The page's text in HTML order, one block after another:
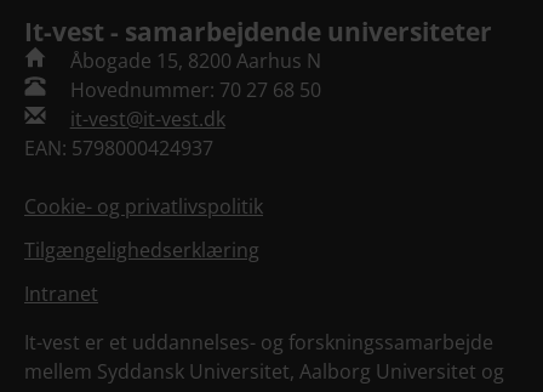
It-vest - samarbejdende universiteter
Åbogade 15, 8200 Aarhus N
Hovednummer: 70 27 68 50
it-vest@it-vest.dk
EAN: 5798000424937
Cookie- og privatlivspolitik
Tilgængelighedserklæring
Intranet
It-vest er et uddannelses- og forskningssamarbejde
mellem Syddansk Universitet, Aalborg Universitet og